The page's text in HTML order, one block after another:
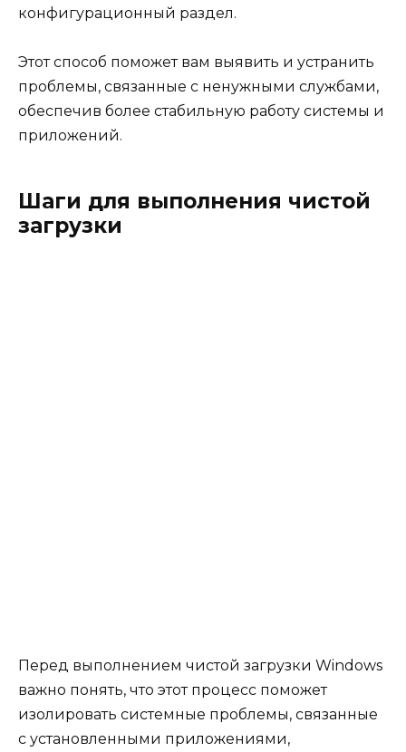
конфигурационный раздел.
Этот способ поможет вам выявить и устранить
проблемы, связанные с ненужными службами,
обеспечив более стабильную работу системы и
приложений.
Шаги для выполнения чистой
загрузки
Перед выполнением чистой загрузки Windows
важно понять, что этот процесс поможет
изолировать системные проблемы, связанные
с установленными приложениями,